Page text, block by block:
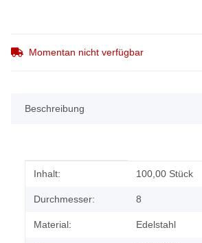
Momentan nicht verfügbar
Beschreibung
Produkteigenschaft
Wert
Inhalt: 100,00 Stück
Durchmesser: 8
Material: Edelstahl